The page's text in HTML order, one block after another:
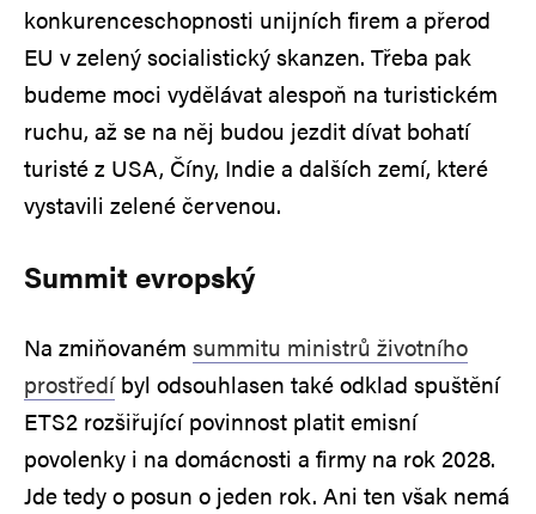
konkurenceschopnosti unijních firem a přerod
EU v zelený socialistický skanzen. Třeba pak
budeme moci vydělávat alespoň na turistickém
ruchu, až se na něj budou jezdit dívat bohatí
turisté z USA, Číny, Indie a dalších zemí, které
vystavili zelené červenou.
Summit evropský
Na zmiňovaném summitu ministrů životního
prostředíbyl odsouhlasen také odklad spuštění
ETS2 rozšiřující povinnost platit emisní
povolenky i na domácnosti a firmy na rok 2028.
Jde tedy o posun o jeden rok. Ani ten však nemá